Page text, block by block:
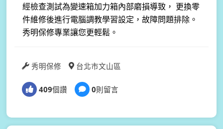
經檢查測試為變速箱加力箱內部磨損導致， 更換零
件維修後進行電腦調教學習設定，故障問題排除。
秀明保修專業讓您更輕鬆。
秀明保修 台北市文山區
409個讚 0則留言